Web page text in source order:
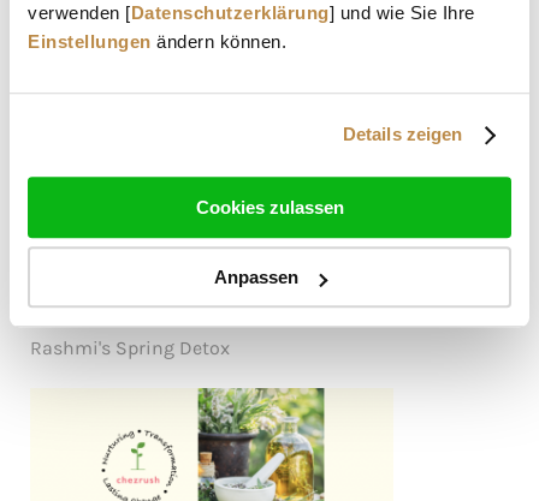
verwenden [Datenschutzerklärung] und wie Sie Ihre
Einstellungen ändern können.
Details zeigen
Cookies zulassen
Anpassen
Downloads
Rashmi's Spring Detox